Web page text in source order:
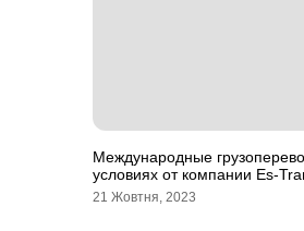
Международные
условиях от компании Es-
21 Жовтня, 2023